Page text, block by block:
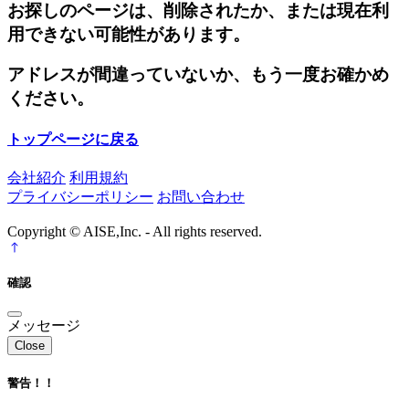
お探しのページは、削除されたか、または現在利
用できない可能性があります。
アドレスが間違っていないか、もう一度お確かめ
ください。
トップページに戻る
会社紹介 利用規約
プライバシーポリシー お問い合わせ
Copyright © AISE,Inc. - All rights reserved.
確認
メッセージ
Close
警告！！